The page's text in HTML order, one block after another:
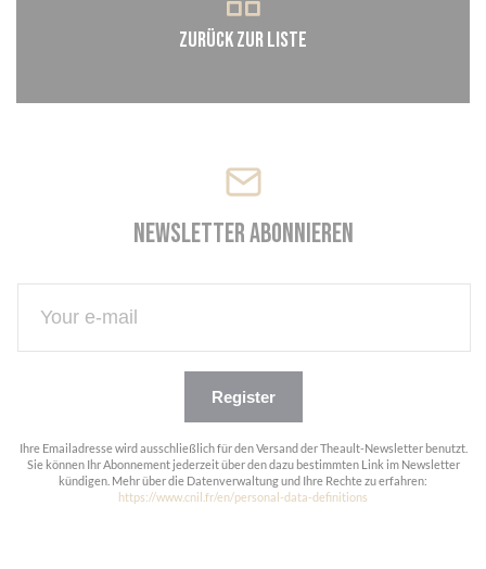
Zurück zur Liste
Newsletter abonnieren
Register
Ihre Emailadresse wird ausschließlich für den Versand der Theault-Newsletter benutzt.
Sie können Ihr Abonnement jederzeit über den dazu bestimmten Link im Newsletter
kündigen. Mehr über die Datenverwaltung und Ihre Rechte zu erfahren:
https://www.cnil.fr/en/personal-data-definitions